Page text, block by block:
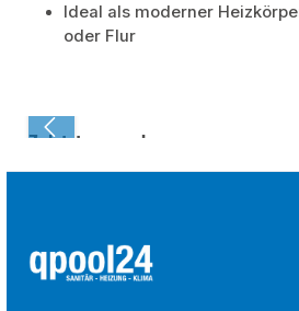
Ideal als moderner
oder Flur
Zuletzt angesehen: